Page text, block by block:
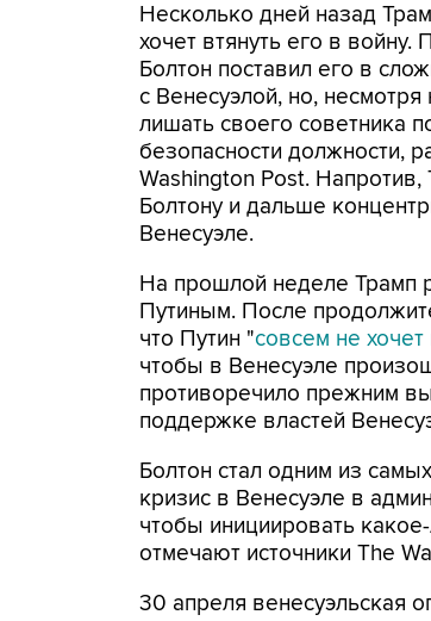
Несколько дней назад
хочет втянуть его в войну.
Болтон поставил его в
с Венесуэлой, но,
лишать своего советника
безопасности должности,
Washington Post.
Болтону и дальше
Венесуэле.
На прошлой неделе Трамп
Путиным. После
что Путин "совсем не
чтобы в Венесуэле
противоречило прежним
поддержке властей
Болтон стал одним из
кризис в Венесуэле в
чтобы инициировать
отмечают источники The
30 апреля венесуэльская